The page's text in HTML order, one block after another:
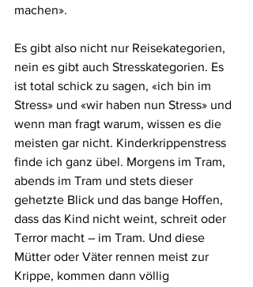
machen».
Es gibt also nicht nur Reisekategorien,
nein es gibt auch Stresskategorien. Es
ist total schick zu sagen, «ich bin im
Stress» und «wir haben nun Stress» und
wenn man fragt warum, wissen es die
meisten gar nicht. Kinderkrippenstress
finde ich ganz übel. Morgens im Tram,
abends im Tram und stets dieser
gehetzte Blick und das bange Hoffen,
dass das Kind nicht weint, schreit oder
Terror macht – im Tram. Und diese
Mütter oder Väter rennen meist zur
Krippe, kommen dann völlig